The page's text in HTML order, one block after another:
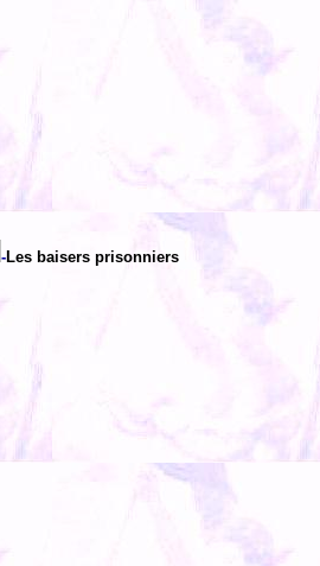
-Les baisers prisonniers